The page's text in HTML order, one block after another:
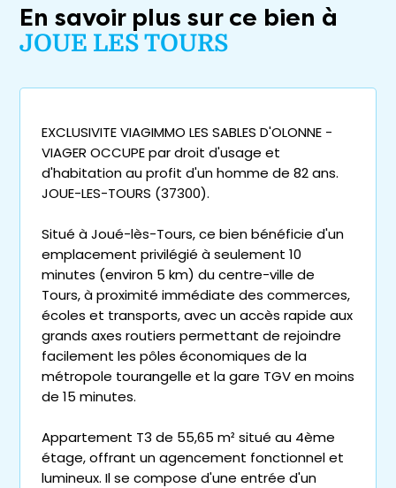
En savoir plus sur ce bien à
JOUE LES TOURS
EXCLUSIVITE VIAGIMMO LES SABLES D'OLONNE -
VIAGER OCCUPE par droit d'usage et
d'habitation au profit d'un homme de 82 ans.
JOUE-LES-TOURS (37300).
Situé à Joué-lès-Tours, ce bien bénéficie d'un
emplacement privilégié à seulement 10
minutes (environ 5 km) du centre-ville de
Tours, à proximité immédiate des commerces,
écoles et transports, avec un accès rapide aux
grands axes routiers permettant de rejoindre
facilement les pôles économiques de la
métropole tourangelle et la gare TGV en moins
de 15 minutes.
Appartement T3 de 55,65 m² situé au 4ème
étage, offrant un agencement fonctionnel et
lumineux. Il se compose d'une entrée d'un